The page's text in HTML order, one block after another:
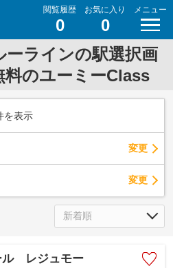
閲覧履歴
0
お気に入り
0
メニュー
ーラインの駅選択画
料のユーミーClass
を表示
変更
変更
ル レジュモー